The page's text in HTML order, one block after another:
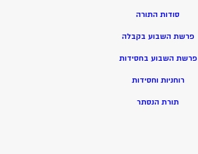
סודות התורה
פרשת השבוע בקבלה
פרשת השבוע בחסידות
רוחניות וחסידות
תורת הנסתר